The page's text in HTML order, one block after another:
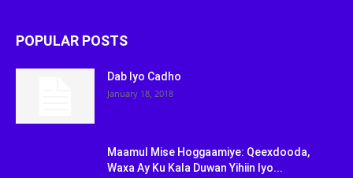
POPULAR POSTS
Dab Iyo Cadho
January 18, 2018
Maamul Mise Hoggaamiye: Qeexdooda,
Waxa Ay Ku Kala Duwan Yihiin Iyo...